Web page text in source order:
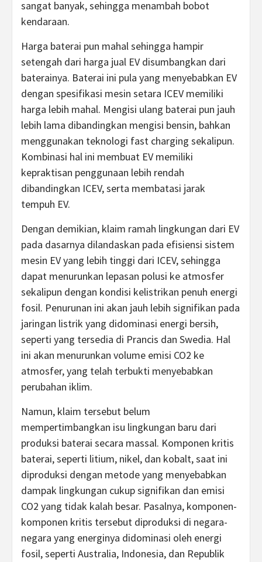
sangat banyak, sehingga menambah bobot
kendaraan.
Harga baterai pun mahal sehingga hampir
setengah dari harga jual EV disumbangkan dari
baterainya. Baterai ini pula yang menyebabkan EV
dengan spesifikasi mesin setara ICEV memiliki
harga lebih mahal. Mengisi ulang baterai pun jauh
lebih lama dibandingkan mengisi bensin, bahkan
menggunakan teknologi fast charging sekalipun.
Kombinasi hal ini membuat EV memiliki
kepraktisan penggunaan lebih rendah
dibandingkan ICEV, serta membatasi jarak
tempuh EV.
Dengan demikian, klaim ramah lingkungan dari EV
pada dasarnya dilandaskan pada efisiensi sistem
mesin EV yang lebih tinggi dari ICEV, sehingga
dapat menurunkan lepasan polusi ke atmosfer
sekalipun dengan kondisi kelistrikan penuh energi
fosil. Penurunan ini akan jauh lebih signifikan pada
jaringan listrik yang didominasi energi bersih,
seperti yang tersedia di Prancis dan Swedia. Hal
ini akan menurunkan volume emisi CO2 ke
atmosfer, yang telah terbukti menyebabkan
perubahan iklim.
Namun, klaim tersebut belum
mempertimbangkan isu lingkungan baru dari
produksi baterai secara massal. Komponen kritis
baterai, seperti litium, nikel, dan kobalt, saat ini
diproduksi dengan metode yang menyebabkan
dampak lingkungan cukup signifikan dan emisi
CO2 yang tidak kalah besar. Pasalnya, komponen-
komponen kritis tersebut diproduksi di negara-
negara yang energinya didominasi oleh energi
fosil, seperti Australia, Indonesia, dan Republik